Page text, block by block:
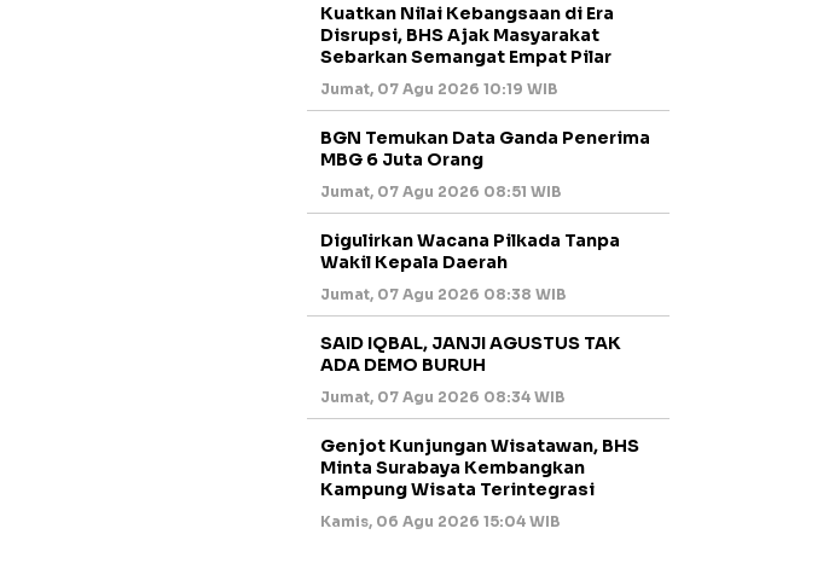
Kuatkan Nilai Kebangsaan di Era
Disrupsi, BHS Ajak Masyarakat
Sebarkan Semangat Empat Pilar
Jumat, 07 Agu 2026 10:19 WIB
BGN Temukan Data Ganda Penerima
MBG 6 Juta Orang
Jumat, 07 Agu 2026 08:51 WIB
Digulirkan Wacana Pilkada Tanpa
Wakil Kepala Daerah
Jumat, 07 Agu 2026 08:38 WIB
SAID IQBAL, JANJI AGUSTUS TAK
ADA DEMO BURUH
Jumat, 07 Agu 2026 08:34 WIB
Genjot Kunjungan Wisatawan, BHS
Minta Surabaya Kembangkan
Kampung Wisata Terintegrasi
Kamis, 06 Agu 2026 15:04 WIB